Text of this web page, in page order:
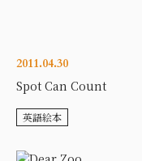
2011.04.30
Spot Can Count
英語絵本